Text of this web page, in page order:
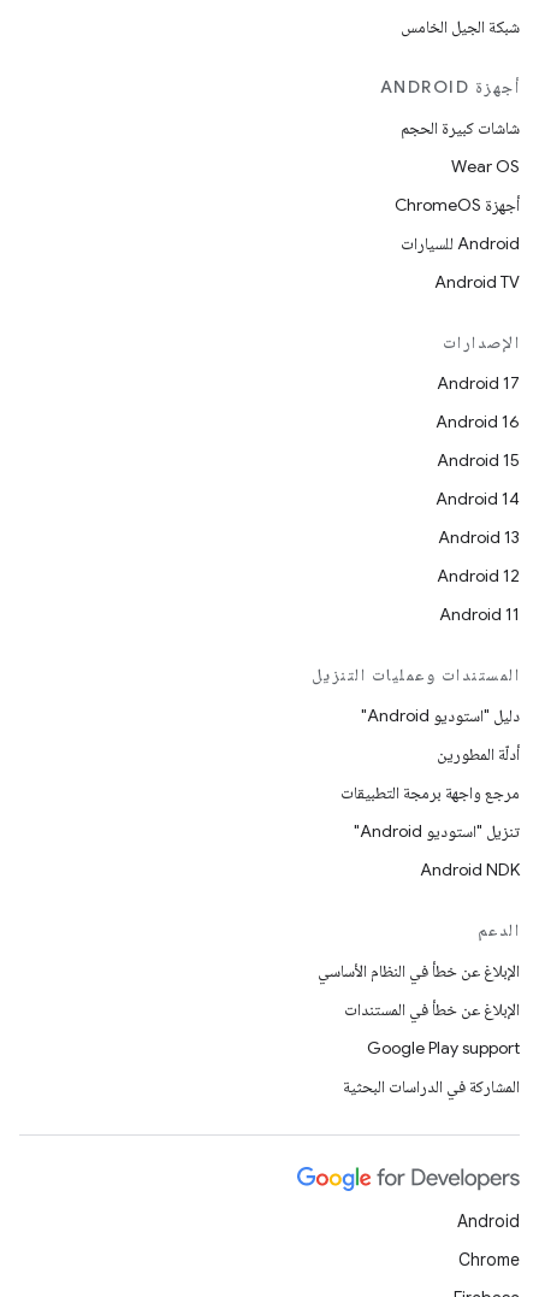
شبكة الجيل الخامس
أجهزة ANDROID
شاشات كبيرة الحجم
Wear OS
أجهزة ChromeOS
Android للسيارات
Android TV
الإصدارات
Android 17
Android 16
Android 15
Android 14
Android 13
Android 12
Android 11
المستندات وعمليات التنزيل
دليل "استوديو Android"
أدلّة المطورين
مرجع واجهة برمجة التطبيقات
تنزيل "استوديو Android"
Android NDK
الدعم
الإبلاغ عن خطأ في النظام الأساسي
الإبلاغ عن خطأ في المستندات
Google Play support
المشاركة في الدراسات البحثية
Android
Chrome